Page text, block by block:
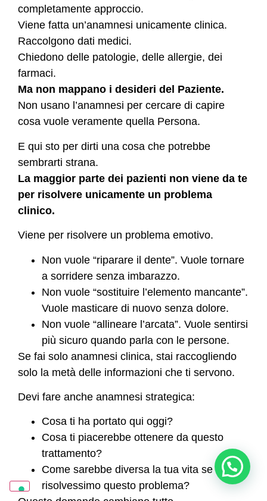
completamente approccio.
Viene fatta un’anamnesi unicamente clinica.
Raccolgono dati medici.
Chiedono delle patologie, delle allergie, dei
farmaci.
Ma non mappano i desideri del Paziente.
Non usano l’anamnesi per cercare di capire
cosa vuole veramente quella Persona.
E qui sto per dirti una cosa che potrebbe
sembrarti strana.
La maggior parte dei pazienti non viene da te
per risolvere unicamente un problema
clinico.
Viene per risolvere un problema emotivo.
Non vuole “riparare il dente”. Vuole tornare
a sorridere senza imbarazzo.
Non vuole “sostituire l’elemento mancante”.
Vuole masticare di nuovo senza dolore.
Non vuole “allineare l’arcata”. Vuole sentirsi
più sicuro quando parla con le persone.
Se fai solo anamnesi clinica, stai raccogliendo
solo la metà delle informazioni che ti servono.
Devi fare anche anamnesi strategica:
Cosa ti ha portato qui oggi?
Cosa ti piacerebbe ottenere da questo
trattamento?
Come sarebbe diversa la tua vita se
risolvessimo questo problema?
Posso aiutarti? Sono Sara